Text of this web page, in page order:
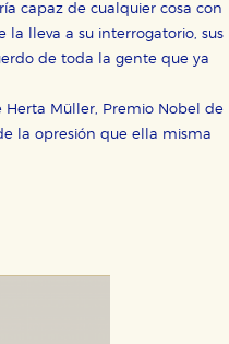
capaz de cualquier cosa con
la lleva a su interrogatorio, sus
de toda la gente que ya
Müller, Premio Nobel de
la opresión que ella misma